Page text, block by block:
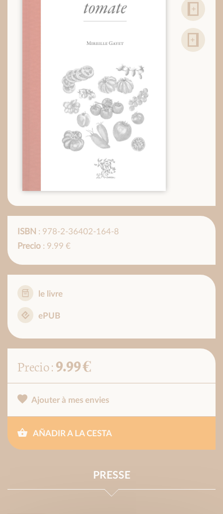
ISBN : 978-2-36402-164-8
Precio : 9.99 €
le livre
ePUB
Precio :9.99 €
Ajouter à mes envies
AÑADIR A LA CESTA
PRESSE